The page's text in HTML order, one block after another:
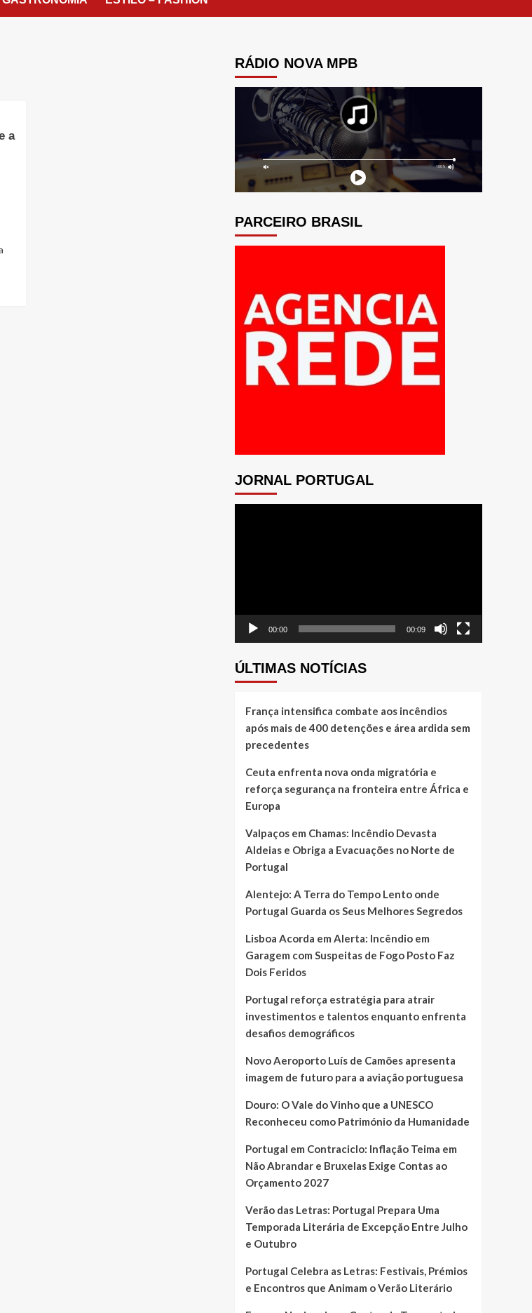
a
RÁDIO NOVA MPB
PARCEIRO BRASIL
JORNAL PORTUGAL
00:00 00:09
ÚLTIMAS NOTÍCIAS
França intensifica combate aos incêndios
após mais de 400 detenções e área ardida sem
precedentes
Ceuta enfrenta nova onda migratória e
reforça segurança na fronteira entre África e
Europa
Valpaços em Chamas: Incêndio Devasta
Aldeias e Obriga a Evacuações no Norte de
Portugal
Alentejo: A Terra do Tempo Lento onde
Portugal Guarda os Seus Melhores Segredos
Lisboa Acorda em Alerta: Incêndio em
Garagem com Suspeitas de Fogo Posto Faz
Dois Feridos
Portugal reforça estratégia para atrair
investimentos e talentos enquanto enfrenta
desafios demográficos
Novo Aeroporto Luís de Camões apresenta
imagem de futuro para a aviação portuguesa
Douro: O Vale do Vinho que a UNESCO
Reconheceu como Património da Humanidade
Portugal em Contraciclo: Inflação Teima em
Não Abrandar e Bruxelas Exige Contas ao
Orçamento 2027
Verão das Letras: Portugal Prepara Uma
Temporada Literária de Excepção Entre Julho
e Outubro
Portugal Celebra as Letras: Festivais, Prémios
e Encontros que Animam o Verão Literário